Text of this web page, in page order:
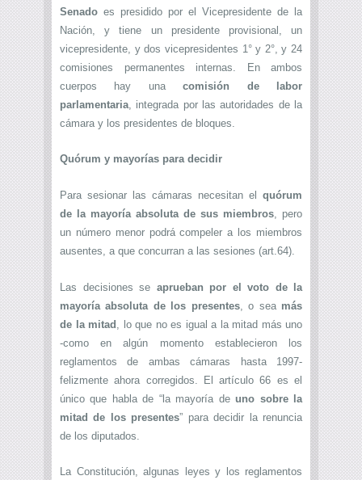
Senado es presidido por el Vicepresidente de la
Nación, y tiene un presidente provisional, un
vicepresidente, y dos vicepresidentes 1° y 2°, y 24
comisiones permanentes internas.
En ambos
cuerpos hay unacomisión de labor
parlamentaria , integrada por las autoridades de la
cámara y los presidentes de bloques.
Quórum y mayorías para decidir
Para sesionar las cámaras necesitan el quórum
de la mayoría absoluta de sus miembros, pero
un número menor podrá compeler a los miembros
ausentes, a que concurran a las sesiones (art.64).
Las decisiones se aprueban por el voto de la
mayoría absoluta de los presentes, o sea más
de la mitad , lo que no es igual a la mitad más uno
-como en algún momento establecieron los
reglamentos de ambas cámaras hasta 1997-
felizmente ahora corregidos. El artículo 66 es el
único que habla de “la mayoría deuno sobre la
mitad de los presentes” para decidir la renuncia
de los diputados.
La Constitución, algunas leyes y los reglamentos